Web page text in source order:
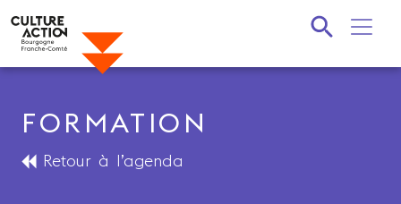
FORMATION
Retour à l’agenda